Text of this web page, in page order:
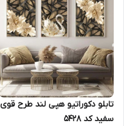
تابلو دکوراتیو هپی لند طرح قوی
سفید کد 5428